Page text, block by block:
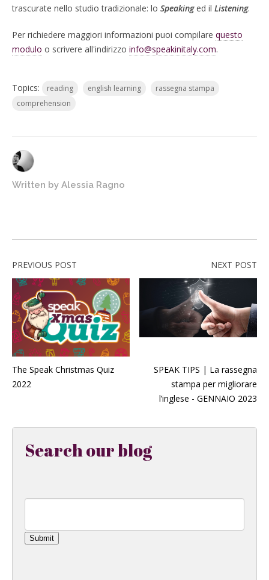
trascurate nello studio tradizionale: lo Speakinged il Listening.
Per richiedere maggiori informazioni puoi compilare questo
modulo o scrivere all'indirizzo info@speakinitaly.com.
Topics: reading english learning
rassegna stampa
comprehension
Written by Alessia Ragno
PREVIOUS POST
The Speak Christmas Quiz
2022
NEXT POST
SPEAK TIPS | La rassegna
stampa per migliorare
l’inglese - GENNAIO 2023
Search our blog
Submit